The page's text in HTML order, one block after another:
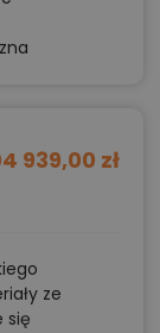
939,00 zł
ze
się